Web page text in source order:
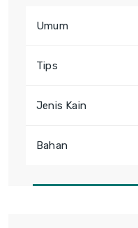
Umum
Tips
Jenis Kain
Bahan